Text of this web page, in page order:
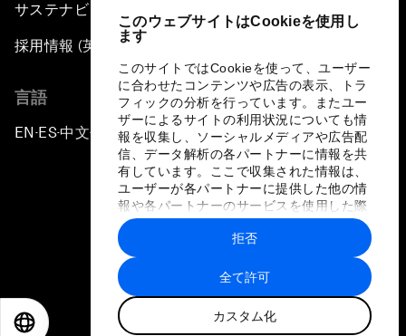
このウェブサイトはCookieを使用し
ます
このサイトではCookieを使って、ユーザー
に合わせたコンテンツや広告の表示、トラ
フィックの分析を行っています。またユー
ザーによるサイトの利用状況についても情
報を収集し、ソーシャルメディアや広告配
信、データ解析の各パートナーに情報を共
有しています。ここで収集された情報は、
ユーザーが各パートナーに提供した他の情
報や各パートナーのサービスを使用した際
に収集された情報と組み合わされ、各パー
トナーによって使用されることがありま
す。
全て許可
カスタム化
拒否
サステナビリティへの取り組み
採用情報 (英語のみ)
言語
EN ▪ES▪中文▪ 日本語
プライバシーポリシーと利用規約
サイトマップ
©
世界経済フォーラム